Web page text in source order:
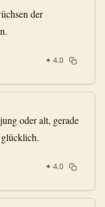
der
✦ 4.0
oder alt, gerade
✦ 4.0